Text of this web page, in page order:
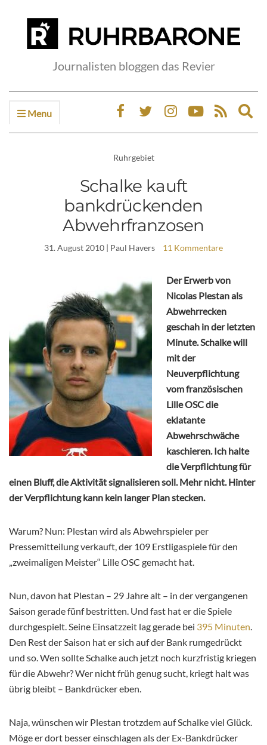
Journalisten bloggen das Revier
Menu
Ruhrgebiet
Schalke kauft
bankdrückenden
Abwehrfranzosen
31. August 2010 | Paul Havers 11 Kommentare
Der Erwerb von
Nicolas Plestan als
Abwehrrecken
geschah in der letzten
Minute. Schalke will
mit der
Neuverpflichtung
vom französischen
Lille OSC die
eklatante
Abwehrschwäche
kaschieren. Ich halte
die Verpflichtung für
einen Bluff, die Aktivität signalisieren soll. Mehr nicht. Hinter
der Verpflichtung kann kein langer Plan stecken.
Warum? Nun: Plestan wird als Abwehrspieler per
Pressemitteilung verkauft, der 109 Erstligaspiele für den
„zweimaligen Meister“ Lille OSC gemacht hat.
Nun, davon hat Plestan – 29 Jahre alt – in der vergangenen
Saison gerade fünf bestritten. Und fast hat er die Spiele
durchgespielt. Seine Einsatzzeit lag gerade bei 395 Minuten.
Den Rest der Saison hat er sich auf der Bank rumgedrückt
und so. Wen sollte Schalke auch jetzt noch kurzfristig kriegen
für die Abwehr? Wer nicht früh genug sucht, kriegt halt was
übrig bleibt – Bankdrücker eben.
Naja, wünschen wir Plestan trotzdem auf Schalke viel Glück.
Möge er dort besser einschlagen als der Ex-Bankdrücker